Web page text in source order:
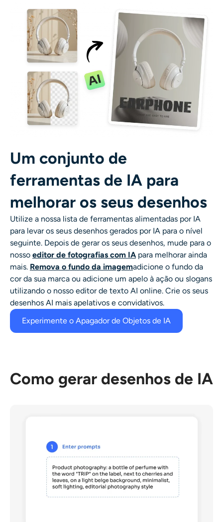
Um conjunto de
ferramentas de IA para
melhorar os seus desenhos
Utilize a nossa lista de ferramentas alimentadas por IA
para levar os seus desenhos gerados por IA para o nível
seguinte. Depois de gerar os seus desenhos, mude para o
nosso editor de fotografias com IApara melhorar ainda
mais. Remova o fundo da imagemadicione o fundo da
cor da sua marca ou adicione um apelo à ação ou slogans
utilizando o nosso editor de texto AI online. Crie os seus
desenhos AI mais apelativos e convidativos.
Experimente o Apagador de Objetos de IA
Como gerar desenhos de IA